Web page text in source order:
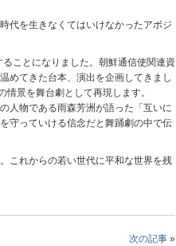
代を生きなくてはいけなかったアボジ
ことになりました。朝鮮通信使関連資
めてきた台本、演出を企画してきまし
景を舞台劇として再現します。
人物である雨森芳洲が語った「互いに
守っていける信念だと舞踊劇の中で伝
これからの若い世代に平和な世界を残
次の記事 »